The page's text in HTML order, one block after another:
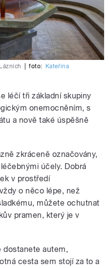
foto: Kateřina
léčí tři základní skupiny
onemocněním, s
a nově také úspěšně
zkráceně označovány,
účely. Dobrá
v prostředí
o něco lépe, než
můžete ochutnat
pramen, který je v
dostanete autem,
cesta sem stojí za to a